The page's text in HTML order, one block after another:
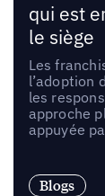
qui est
le siège
Les
l’adoption
les
approche
appuyée
Blogs